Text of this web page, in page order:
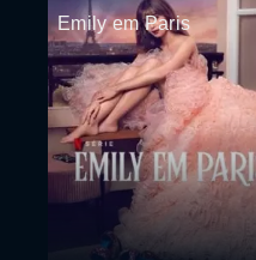
Emily em Paris